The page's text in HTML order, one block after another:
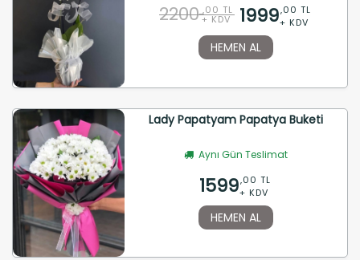
2200 ,00 TL
+ KDV 1999,00 TL
+ KDV
HEMEN AL
Lady Papatyam Papatya Buketi
Aynı Gün Teslimat
1599,00 TL
+ KDV
HEMEN AL